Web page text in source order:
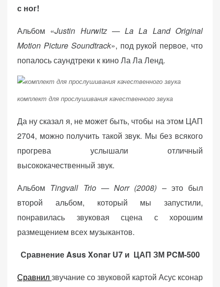
с ног!
Альбом «Justin Hurwitz — La La Land Original
Motion Picture Soundtrack», под рукой первое, что
попалось саундтреки к кино Ла Ла Ленд.
комплект для прослушивания качественного звука
Да ну сказал я, не может быть, чтобы на этом ЦАП
2704, можно получить такой звук. Мы без всякого
прогрева услышали отличный
высококачественный звук.
Альбом Tingvall Trio — Norr (2008) –это был
второй альбом, который мы запустили,
понравилась звуковая сцена с хорошим
размещением всех музыкантов.
Сравнение Asus Xonar U7 и ЦАП ЗМ PCM-500
Сравнилзвучание со звуковой картой Асус ксонар